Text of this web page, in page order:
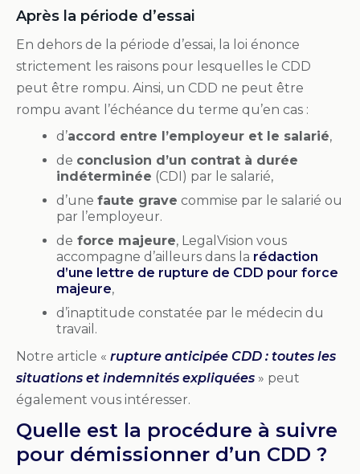
Après la période d’essai
En dehors de la période d’essai, la loi énonce
strictement les raisons pour lesquelles le CDD
peut être rompu. Ainsi, un CDD ne peut être
rompu avant l’échéance du terme qu’en cas :
d’accord entre l’employeur et le salarié,
de conclusion d’un contrat à durée
indéterminée (CDI) par le salarié,
d’une faute grave commise par le salarié ou
par l’employeur.
de force majeure, LegalVision vous
accompagne d’ailleurs dans la rédaction
d’une lettre de rupture de CDD pour force
majeure,
d’inaptitude constatée par le médecin du
travail.
Notre article « rupture anticipée CDD : toutes les
situations et indemnités expliquées » peut
également vous intéresser.
Quelle est la procédure à suivre
pour démissionner d’un CDD ?